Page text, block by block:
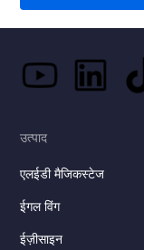
उत्पाद
एलईडी मैजिकस्टेज
ईगल विंग
ईज़ीसाइन